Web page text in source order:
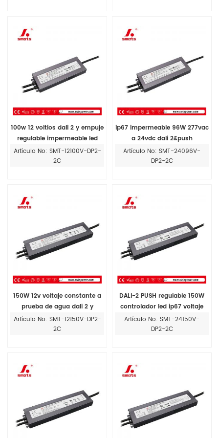
100w 12 voltios dali 2 y empuje
regulable impermeable led
fuente de alimentación
transformador de luz precio
Artículo No: SMT-12100V-DP2-
2C
ip67 impermeable 96W 277vac
a 24vdc dali 2&push
controlador de fuente de
alimentación led de voltaje
Artículo No: SMT-24096V-
DP2-2C
150W 12v voltaje constante a
prueba de agua dali 2 y
empujar la fuente de
alimentación de los
Artículo No: SMT-12150V-DP2-
2C
DALI-2 PUSH regulable 150W
controlador led ip67 voltaje
constante 24V fuente de
alimentación regulable
Artículo No: SMT-24150V-
DP2-2C